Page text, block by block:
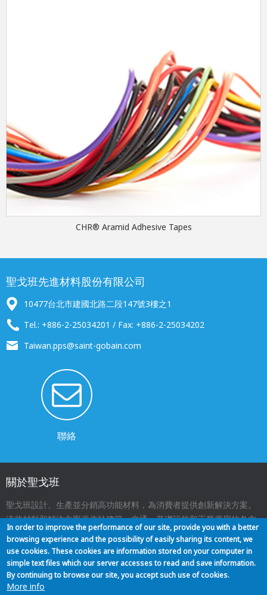
CHR® Aramid Adhesive Tapes
聖戈班先進材料股份有限公司
10477台北市建國北路二段147號3樓之1
Tel.: +886-2-25034201 / Fax: +886-2-25034202
Taiwan.pps@saint-gobain.com
聯絡
關於聖戈班
聖戈班設計、生產並分銷高功能材料，為消費者提供創新解決方案。
這些材料和解決方案遍佈於建築、交通、基礎設施和工業應用的各方
面，與我們的日常生活息息相關。
Footer
關於我們 聯絡 網站地圖 法律聲明
In order to improve the performance of our site, provide you with a better
browsing experience and the possibility of easily sharing its content, we
use cookies. These cookies are information stored on your computer in
simple text files which our server accesses to read and save information.
By continuing to browse our site, you accept such use of cookies.
More info